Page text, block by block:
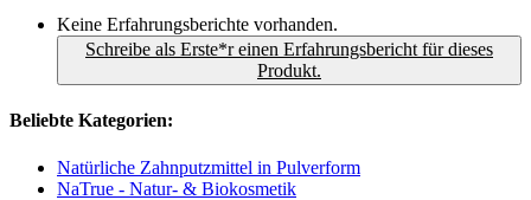
Keine Erfahrungsberichte vorhanden.
Schreibe als Erste*r einen Erfahrungsbericht für dieses
Produkt.
Beliebte Kategorien:
Natürliche Zahnputzmittel in Pulverform
NaTrue - Natur- & Biokosmetik